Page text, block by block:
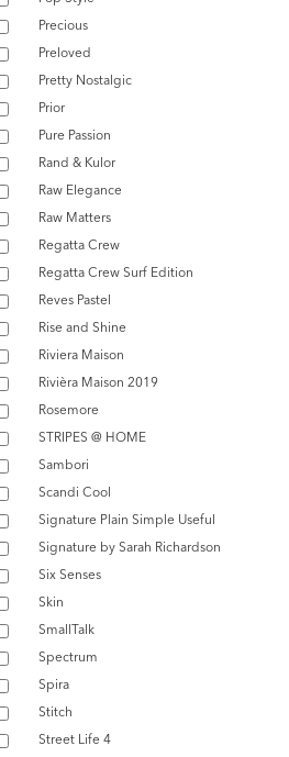
Precious
Preloved
Pretty Nostalgic
Prior
Pure Passion
Rand & Kulor
Raw Elegance
Raw Matters
Regatta Crew
Regatta Crew Surf Edition
Reves Pastel
Rise and Shine
Riviera Maison
Rivièra Maison 2019
Rosemore
STRIPES @ HOME
Sambori
Scandi Cool
Signature Plain Simple Useful
Signature by Sarah Richardson
Six Senses
Skin
SmallTalk
Spectrum
Spira
Stitch
Street Life 4